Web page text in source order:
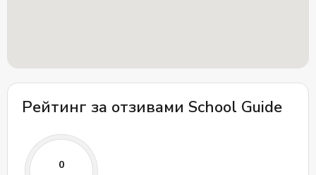
компании.
Рейтинг за отзивами School Guide